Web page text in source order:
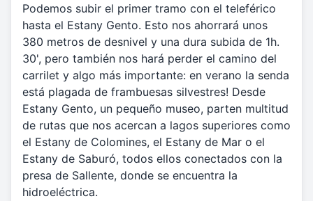
Podemos subir el primer tramo con el teleférico
hasta el Estany Gento. Esto nos ahorrará unos
380 metros de desnivel y una dura subida de 1h.
30', pero también nos hará perder el camino del
carrilet y algo más importante: en verano la senda
está plagada de frambuesas silvestres! Desde
Estany Gento, un pequeño museo, parten multitud
de rutas que nos acercan a lagos superiores como
el Estany de Colomines, el Estany de Mar o el
Estany de Saburó, todos ellos conectados con la
presa de Sallente, donde se encuentra la
hidroeléctrica.